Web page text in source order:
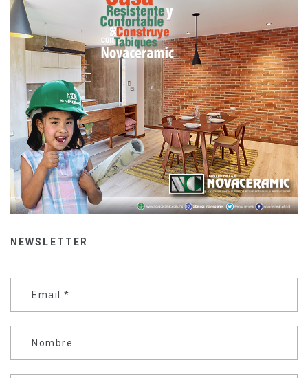
NEWSLETTER
Email *
Nombre